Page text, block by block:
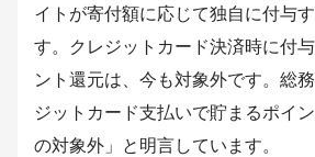
イトが寄付額に応じて独自に付与
す。クレジットカード決済時に付
ント還元は、今も対象外です。総
ジットカード支払いで貯まるポイ
の対象外」と明言しています。